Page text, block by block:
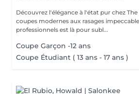
Découvrez l'élégance à l'état pur chez
coupes modernes aux rasages
professionnels est là pour subl...
Coupe Garçon -12 ans
Coupe Étudiant ( 13 ans - 17 ans )